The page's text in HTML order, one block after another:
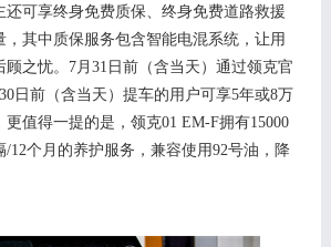
还可享终身免费质保、终身免费道路救援
，其中质保服务包含智能电混系统， 让用
顾之忧。 7月31 日前（含当天）通过领克官
0日前（含当天）提车的用户可享5年或8万
值得一提的是， 领克01 EM-F拥有15000
/12个月的养护服务，兼容使用92号油， 降